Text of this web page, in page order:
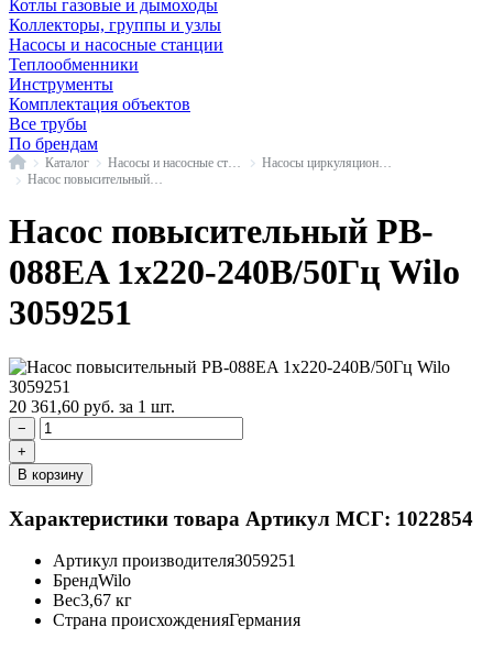
Котлы газовые и дымоходы
Коллекторы, группы и узлы
Насосы и насосные станции
Теплообменники
Инструменты
Комплектация объектов
Все трубы
По брендам
ГлавнаяКаталог
Насос повысительный PB Wilo
Насос повысительный PB-
088EA 1х220-240В/50Гц Wilo
3059251
20 361,60 руб. за 1 шт.
−
+
В корзину
Характеристики товара Артикул МСГ: 1022854
Артикул производителя3059251
БрендWilo
Вес3,67 кг
Страна происхожденияГермания